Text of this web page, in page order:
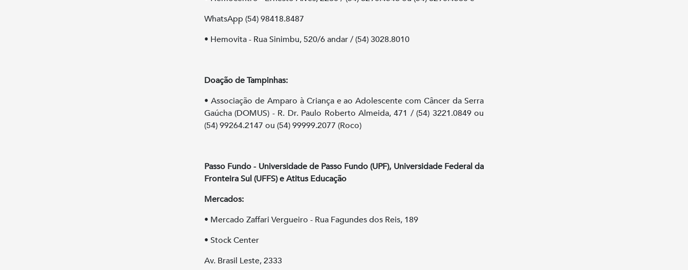
WhatsApp (54) 98418.8487
• Hemovita - Rua Sinimbu, 520/6 andar / (54) 3028.8010
Doação de Tampinhas:
• Associação de Amparo à Criança e ao Adolescente com Câncer da Serra
Gaúcha (DOMUS) - R. Dr. Paulo Roberto Almeida, 471 / (54) 3221.0849 ou
(54) 99264.2147 ou (54) 99999.2077 (Roco)
Passo Fundo - Universidade de Passo Fundo (UPF), Universidade Federal da
Fronteira Sul (UFFS) e Atitus Educação
Mercados:
• Mercado Zaffari Vergueiro - Rua Fagundes dos Reis, 189
• Stock Center
Av. Brasil Leste, 2333